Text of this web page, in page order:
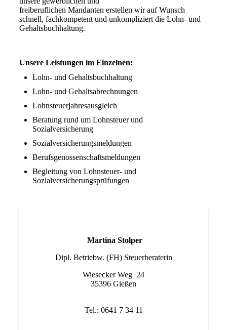
freiberuflichen Mandanten erstellen wir auf Wunsch
schnell, fachkompetent und unkompliziert die Lohn- und
Gehaltsbuchhaltung.
Unsere Leistungen im Einzelnen:
Lohn- und Gehaltsbuchhaltung
Lohn- und Gehaltsabrechnungen
Lohnsteuerjahresausgleich
Beratung rund um Lohnsteuer und
Sozialversicherung
Sozialversicherungsmeldungen
Berufsgenossenschaftsmeldungen
Begleitung von Lohnsteuer- und
Sozialversicherungsprüfungen
Martina Stolper
Dipl. Betriebw. (FH) Steuerberaterin
Wiesecker Weg 24
35396 Gießen
Tel.: 0641 7 34 11